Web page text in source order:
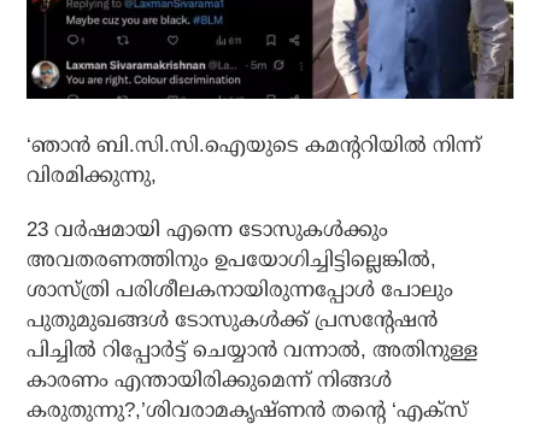
‘ഞാന്‍ ബി.സി.സി.ഐയുടെ കമന്ററിയില്‍ നിന്ന്
വിരമിക്കുന്നു,
23 വര്‍ഷമായി എന്നെ ടോസുകള്‍ക്കും
അവതരണത്തിനും ഉപയോഗിച്ചിട്ടില്ലെങ്കില്‍,
ശാസ്ത്രി പരിശീലകനായിരുന്നപ്പോള്‍ പോലും
പുതുമുഖങ്ങള്‍ ടോസുകള്‍ക്ക് പ്രസന്റേഷന്‍
പിച്ചില്‍ റിപ്പോര്‍ട്ട് ചെയ്യാന്‍ വന്നാല്‍, അതിനുള്ള
കാരണം എന്തായിരിക്കുമെന്ന് നിങ്ങള്‍
കരുതുന്നു?,’ശിവരാമകൃഷ്ണന്‍ തന്റെ ‘എക്‌സ്